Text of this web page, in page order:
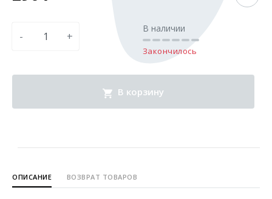
- +
В наличии
Закончилось
В корзину
ОПИСАНИЕ ВОЗВРАТ ТОВАРОВ